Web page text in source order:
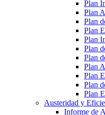
Plan
Plan
Plan
Plan
Plan
Plan
Plan
Plan
Plan
Plan
Plan
Austeridad y
Informe de